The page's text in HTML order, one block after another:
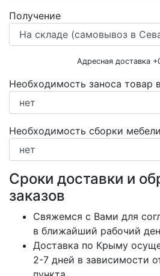
Получение
Адресная доставка +
Необходимость заноса товар
Необходимость сборки мебели
Сроки доставки и
заказов
Свяжемся с Вами для
в ближайший рабочий
Доставка по Крыму
2-7 дней в зависимости